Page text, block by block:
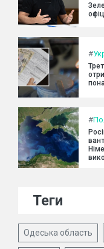
#
#
Теги
Одеська область